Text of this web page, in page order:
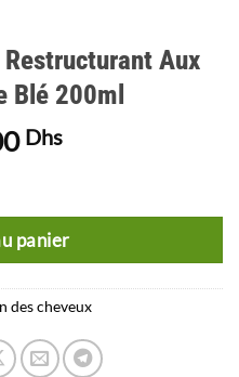
Aux
Blé 200ml
Dhs
Restructurant Aux Protéines
panier
des cheveux